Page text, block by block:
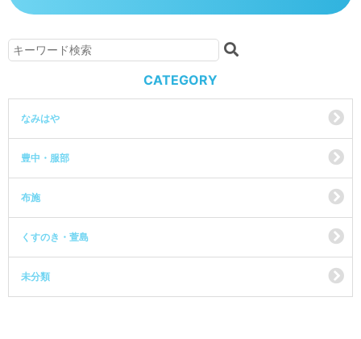
CATEGORY
なみはや
豊中・服部
布施
くすのき・萱島
未分類